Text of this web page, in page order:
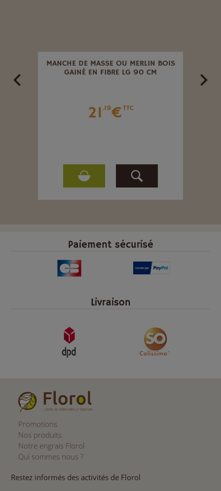
MANCHE DE MASSE OU MERLIN BOIS
GAINÉ EN FIBRE LG 90 CM
21 .19€TTC
Paiement sécurisé
Livraison
Promotions
Nos produits
Notre engrais Florol
Qui sommes nous ?
Restez informés des activités de Florol